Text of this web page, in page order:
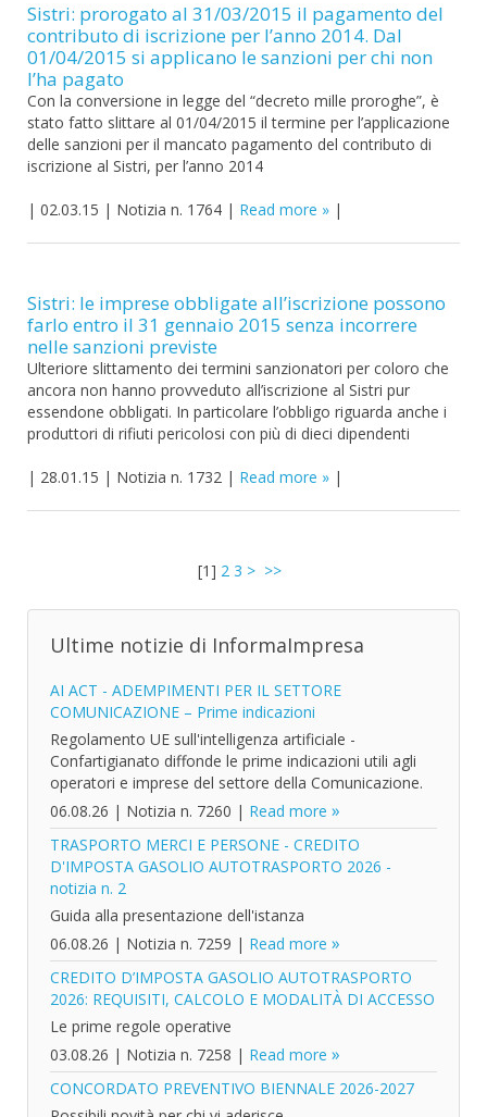
Sistri: prorogato al 31/03/2015 il pagamento del
contributo di iscrizione per l’anno 2014. Dal
01/04/2015 si applicano le sanzioni per chi non
l’ha pagato
Con la conversione in legge del “decreto mille proroghe”, è
stato fatto slittare al 01/04/2015 il termine per l’applicazione
delle sanzioni per il mancato pagamento del contributo di
iscrizione al Sistri, per l’anno 2014
| 02.03.15 | Notizia n. 1764 | Read more |
Sistri: le imprese obbligate all’iscrizione possono
farlo entro il 31 gennaio 2015 senza incorrere
nelle sanzioni previste
Ulteriore slittamento dei termini sanzionatori per coloro che
ancora non hanno provveduto all’iscrizione al Sistri pur
essendone obbligati. In particolare l’obbligo riguarda anche i
produttori di rifiuti pericolosi con più di dieci dipendenti
| 28.01.15 | Notizia n. 1732 | Read more |
[1] 2 3 > >>
Ultime notizie di InformaImpresa
AI ACT - ADEMPIMENTI PER IL SETTORE
COMUNICAZIONE – Prime indicazioni
Regolamento UE sull'intelligenza artificiale -
Confartigianato diffonde le prime indicazioni utili agli
operatori e imprese del settore della Comunicazione.
06.08.26 | Notizia n. 7260 | Read more
TRASPORTO MERCI E PERSONE - CREDITO
D'IMPOSTA GASOLIO AUTOTRASPORTO 2026 -
notizia n. 2
Guida alla presentazione dell'istanza
06.08.26 | Notizia n. 7259 | Read more
CREDITO D’IMPOSTA GASOLIO AUTOTRASPORTO
2026: REQUISITI, CALCOLO E MODALITÀ DI ACCESSO
Le prime regole operative
03.08.26 | Notizia n. 7258 | Read more
CONCORDATO PREVENTIVO BIENNALE 2026-2027